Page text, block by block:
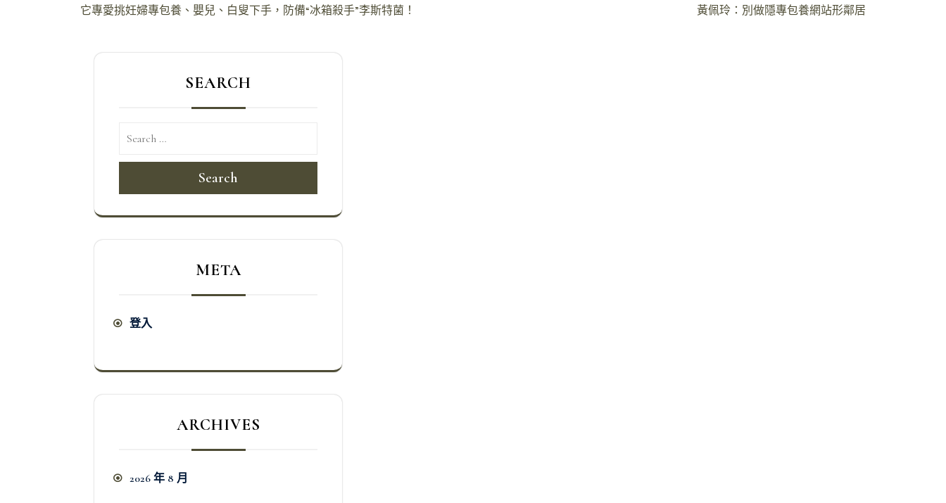
文
黃佩玲：別做隱專包養網站形鄰居
它專愛挑妊婦專包養、嬰兒、白叟下手，防備“冰箱殺手”李斯特菌！
SEARCH
Search
META
登入
ARCHIVES
2026 年 8 月